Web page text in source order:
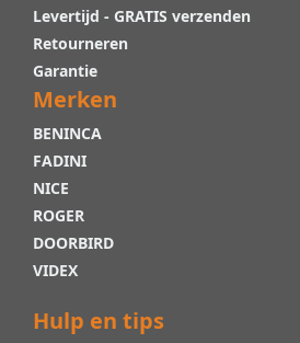
Levertijd - GRATIS verzenden
Retourneren
Garantie
Merken
BENINCA
FADINI
NICE
ROGER
DOORBIRD
VIDEX
Hulp en tips